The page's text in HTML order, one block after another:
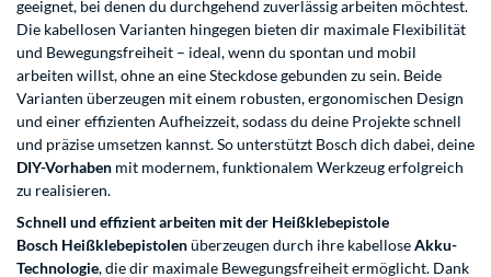
geeignet, bei denen du durchgehend zuverlässig arbeiten möchtest.
Die kabellosen Varianten hingegen bieten dir maximale Flexibilität
und Bewegungsfreiheit – ideal, wenn du spontan und mobil
arbeiten willst, ohne an eine Steckdose gebunden zu sein. Beide
Varianten überzeugen mit einem robusten, ergonomischen Design
und einer effizienten Aufheizzeit, sodass du deine Projekte schnell
und präzise umsetzen kannst. So unterstützt Bosch dich dabei, deine
DIY-Vorhaben mit modernem, funktionalem Werkzeug erfolgreich
zu realisieren.
Schnell und effizient arbeiten mit der Heißklebepistole
Bosch Heißklebepistolenüberzeugen durch ihre kabelloseAkku-
Technologie, die dir maximale Bewegungsfreiheit ermöglicht. Dank